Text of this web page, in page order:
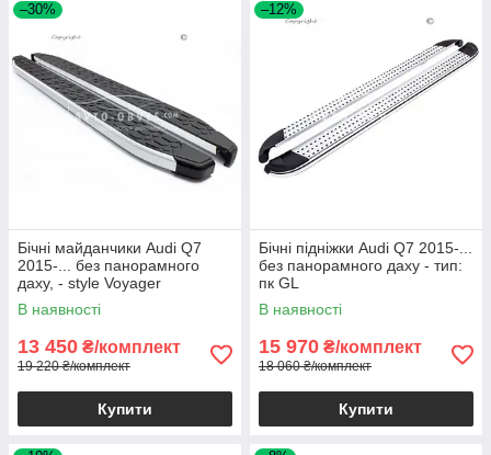
–30%
Бічні майданчики Audi Q7
2015-... без панорамного
даху, - style Voyager
В наявності
13 450 ₴/комплект
19 220 ₴/комплект
Купити
–12%
Бічні підніжки Audi Q7 2015-...
без панорамного даху - тип:
пк GL
В наявності
15 970 ₴/комплект
18 060 ₴/комплект
Купити